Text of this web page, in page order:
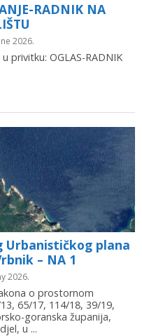
RADNIK NA
2026.
privitku: OGLAS-RADNIK
plana
– NA 1
2026.
o prostornom
65/17, 114/18, 39/19,
goranska županija,
u ...